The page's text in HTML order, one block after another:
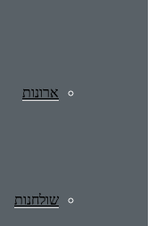
ארונות
שולחנות